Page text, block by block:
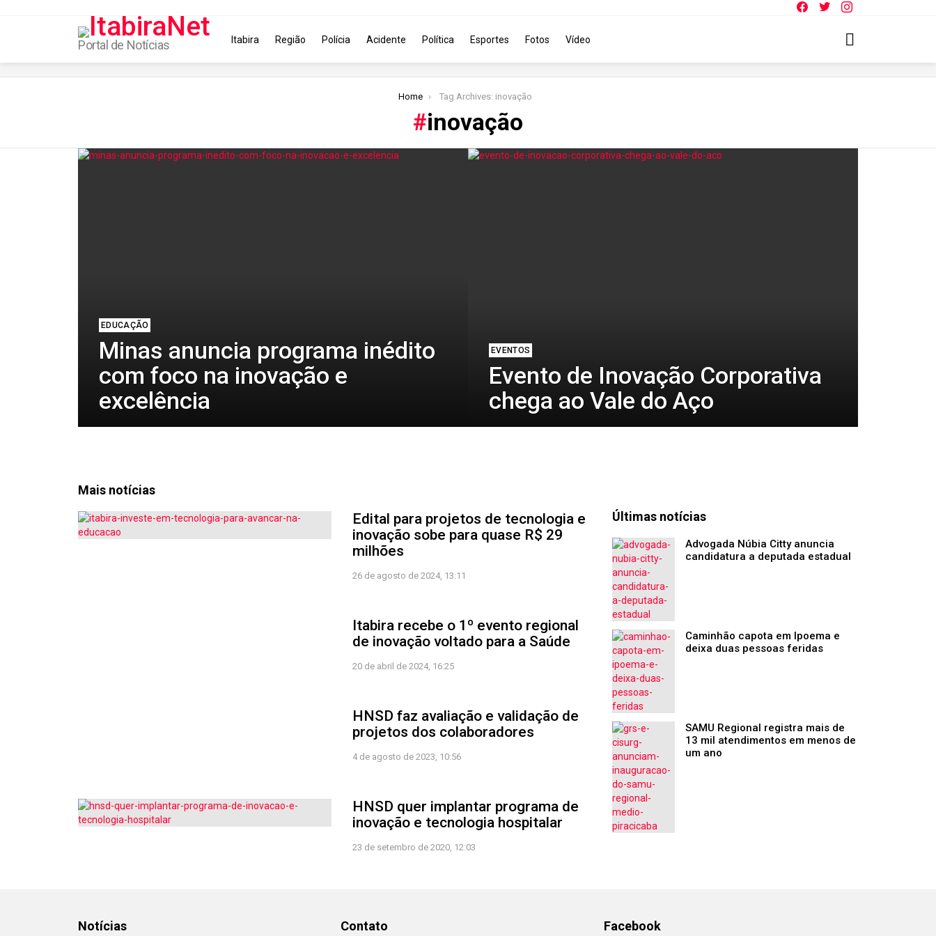
Portal de Notícias Itabira Região Polícia Acidente Política Esportes Fotos Vídeo
Home Tag Archives: inovação
inovação
EDUCAÇÃO
Minas anuncia programa inédito
com foco na inovação e
excelência
EVENTOS
Evento de Inovação Corporativa
chega ao Vale do Aço
Mais notícias
Edital para projetos de tecnologia e
inovação sobe para quase R$ 29
milhões
26 de agosto de 2024, 13:11
Itabira recebe o 1º evento regional
de inovação voltado para a Saúde
20 de abril de 2024, 16:25
HNSD faz avaliação e validação de
projetos dos colaboradores
4 de agosto de 2023, 10:56
HNSD quer implantar programa de
inovação e tecnologia hospitalar
23 de setembro de 2020, 12:03
Últimas notícias
Advogada Núbia Citty anuncia
candidatura a deputada estadual
Caminhão capota em Ipoema e
deixa duas pessoas feridas
SAMU Regional registra mais de
13 mil atendimentos em menos de
um ano
Notícias Contato Facebook